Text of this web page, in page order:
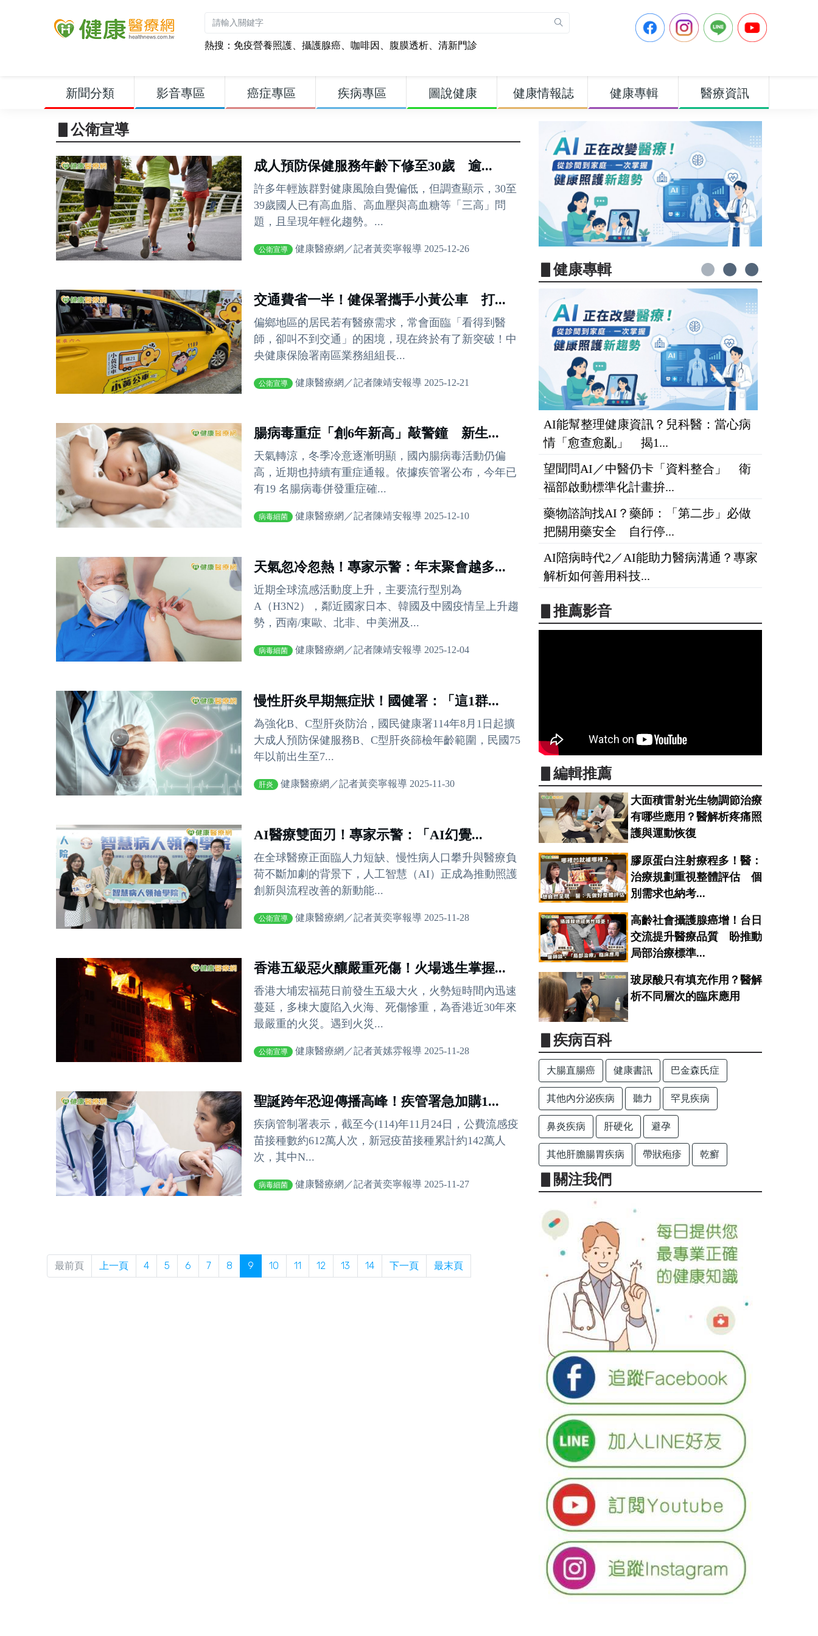
熱搜： 免疫營養照護、 攝護腺癌、 咖啡因、 腹膜透析、 清新門診
新聞分類 影音專區 癌症專區 疾病專區 圖說健康 健康情報誌 健康專輯 醫療資訊
▋公衛宣導
成人預防保健服務年齡下修至30歲 逾...
許多年輕族群對健康風險自覺偏低，但調查顯示，30至
39歲國人已有高血脂、高血壓與高血糖等「三高」問
題，且呈現年輕化趨勢。...
公衛宣導 健康醫療網／記者黃奕寧報導 2025-12-26
交通費省一半！健保署攜手小黃公車 打...
偏鄉地區的居民若有醫療需求，常會面臨「看得到醫
師，卻叫不到交通」的困境，現在終於有了新突破！中
央健康保險署南區業務組組長...
公衛宣導 健康醫療網／記者陳靖安報導 2025-12-21
腸病毒重症「創6年新高」敲警鐘 新生...
天氣轉涼，冬季冷意逐漸明顯，國內腸病毒活動仍偏
高，近期也持續有重症通報。依據疾管署公布，今年已
有19 名腸病毒併發重症確...
病毒細菌 健康醫療網／記者陳靖安報導 2025-12-10
天氣忽冷忽熱！專家示警：年末聚會越多...
近期全球流感活動度上升，主要流行型別為
A（H3N2），鄰近國家日本、韓國及中國疫情呈上升趨
勢，西南/東歐、北非、中美洲及...
病毒細菌 健康醫療網／記者陳靖安報導 2025-12-04
慢性肝炎早期無症狀！國健署：「這1群...
為強化B、C型肝炎防治，國民健康署114年8月1日起擴
大成人預防保健服務B、C型肝炎篩檢年齡範圍，民國75
年以前出生至7...
肝炎 健康醫療網／記者黃奕寧報導 2025-11-30
AI醫療雙面刃！專家示警：「AI幻覺...
在全球醫療正面臨人力短缺、慢性病人口攀升與醫療負
荷不斷加劇的背景下，人工智慧（AI）正成為推動照護
創新與流程改善的新動能...
公衛宣導 健康醫療網／記者黃奕寧報導 2025-11-28
香港五級惡火釀嚴重死傷！火場逃生掌握...
香港大埔宏福苑日前發生五級大火，火勢短時間內迅速
蔓延，多棟大廈陷入火海、死傷慘重，為香港近30年來
最嚴重的火災。遇到火災...
公衛宣導 健康醫療網／記者黃嫊雰報導 2025-11-28
聖誕跨年恐迎傳播高峰！疾管署急加購1...
疾病管制署表示，截至今(114)年11月24日，公費流感疫
苗接種數約612萬人次，新冠疫苗接種累計約142萬人
次，其中N...
病毒細菌 健康醫療網／記者黃奕寧報導 2025-11-27
最前頁 上一頁 4 5 6 7 8 9 10 11 12 13 14 下一頁 最末頁
▋健康專輯
AI能幫整理健康資訊？兒科醫：當心病
情「愈查愈亂」 揭1...
望聞問AI／中醫仍卡「資料整合」 衛
福部啟動標準化計畫拚...
藥物諮詢找AI？藥師：「第二步」必做
把關用藥安全 自行停...
AI陪病時代2／AI能助力醫病溝通？專家
解析如何善用科技...
▋推薦影音
▋編輯推薦
大面積雷射光生物調節治療
有哪些應用？醫解析疼痛照
護與運動恢復
膠原蛋白注射療程多！醫：
治療規劃重視整體評估 個
別需求也納考...
高齡社會攝護腺癌增！台日
交流提升醫療品質 盼推動
局部治療標準...
玻尿酸只有填充作用？醫解
析不同層次的臨床應用
▋疾病百科
大腸直腸癌 健康書訊 巴金森氏症
其他內分泌疾病 聽力 罕見疾病
鼻炎疾病 肝硬化 避孕
其他肝膽腸胃疾病 帶狀疱疹 乾癬
▋關注我們